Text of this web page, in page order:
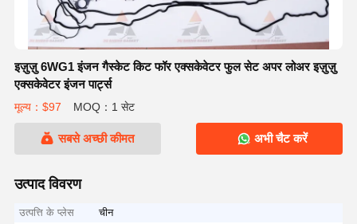
इज़ुज़ु 6WG1 इंजन गैस्केट किट फॉर एक्सकेवेटर फुल सेट अपर लोअर इज़ुज़ु
एक्सकेवेटर इंजन पार्ट्स
मूल्य：$97 MOQ：1 सेट
सबसे अच्छी कीमत अभी चैट करें
उत्पाद विवरण
उत्पत्ति के प्लेस
चीन